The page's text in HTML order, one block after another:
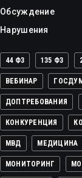
Обсуждение
Нарушения
44 ФЗ 135 ФЗ
ВЕБИНАР
ДОПТРЕБОВАНИЯ
КОНКУРЕНЦИЯ
МВД МЕДИЦИНА
МОНИТОРИНГ